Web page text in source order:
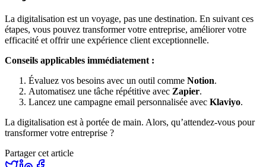
La digitalisation est un voyage, pas une destination. En suivant ces
étapes, vous pouvez transformer votre entreprise, améliorer votre
efficacité et offrir une expérience client exceptionnelle.
Conseils applicables immédiatement :
Évaluez vos besoins avec un outil comme Notion.
Automatisez une tâche répétitive avec Zapier.
Lancez une campagne email personnalisée avec Klaviyo.
La digitalisation est à portée de main. Alors, qu’attendez-vous pour
transformer votre entreprise ?
Partager cet article